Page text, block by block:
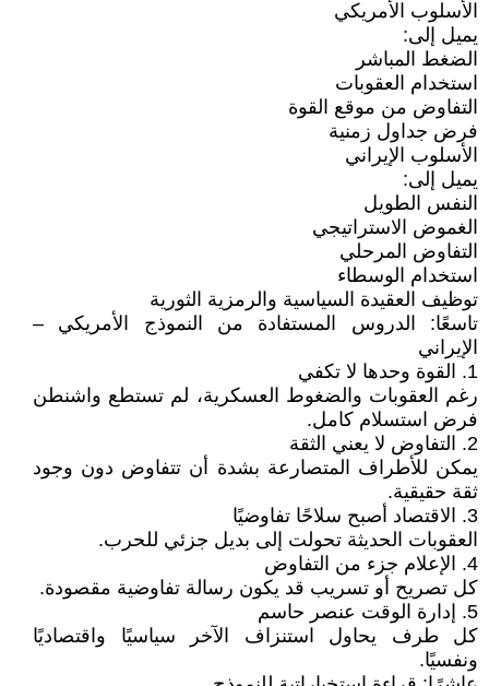
الأسلوب الأمريكي
يميل إلى:
الضغط المباشر
استخدام العقوبات
التفاوض من موقع القوة
فرض جداول زمنية
الأسلوب الإيراني
يميل إلى:
النفس الطويل
الغموض الاستراتيجي
التفاوض المرحلي
استخدام الوسطاء
توظيف العقيدة السياسية والرمزية الثورية
تاسعًا: الدروس المستفادة من النموذج الأمريكي –
الإيراني
1. القوة وحدها لا تكفي
رغم العقوبات والضغوط العسكرية، لم تستطع واشنطن
فرض استسلام كامل.
2. التفاوض لا يعني الثقة
يمكن للأطراف المتصارعة بشدة أن تتفاوض دون وجود
ثقة حقيقية.
3. الاقتصاد أصبح سلاحًا تفاوضيًا
العقوبات الحديثة تحولت إلى بديل جزئي للحرب.
4. الإعلام جزء من التفاوض
كل تصريح أو تسريب قد يكون رسالة تفاوضية مقصودة.
5. إدارة الوقت عنصر حاسم
كل طرف يحاول استنزاف الآخر سياسيًا واقتصاديًا
ونفسيًا.